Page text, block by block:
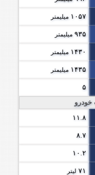
۱۰۵۷ میلیمتر
۹۳۵ میلیمتر
۱۴۳۰ میلیمتر
۱۴۳۵ میلیمتر
۵
۱۱.۸
۸.۷
۱۰.۲
۷۱ لیتر